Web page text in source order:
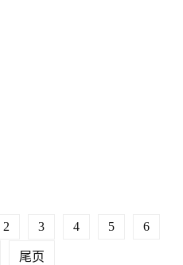
2 3 4 5 6
尾页